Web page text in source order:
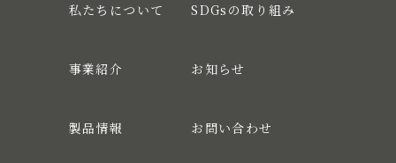
私たちについて
事業紹介
製品情報
SDGsの取り組み
お知らせ
お問い合わせ